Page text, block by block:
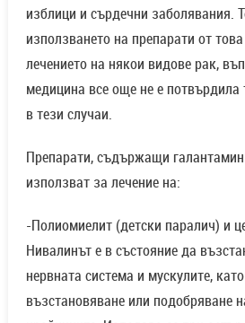
изблици и сърдечни заболявания.
използването на препарати от
лечението на някои видове рак,
медицина все още не е потвърдила
в тези случаи.
Препарати, съдържащи
използват за лечение на:
-Полиомиелит (детски паралич) и
Нивалинът е в състояние да
нервната система и мускулите,
възстановяване или подобряване